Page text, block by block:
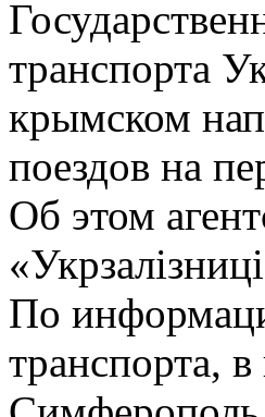
транспорта
крымском
поездов на
Об этом
По
транспорта,